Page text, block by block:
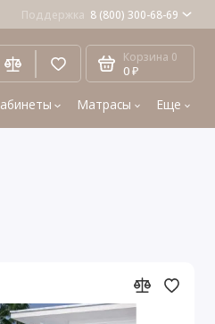
Поддержка 8 (800) 300-68-69
Корзина 0
0 ₽
Матрасы Еще